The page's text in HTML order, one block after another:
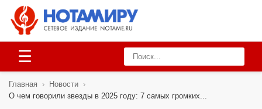
☰
Главная › Новости ›
О чем говорили звезды в 2025 году: 7 самых громких...